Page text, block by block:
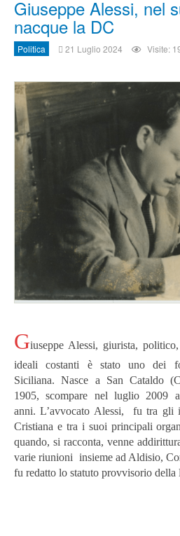
Giuseppe Alessi, nel
nacque la DC
Politica 21 Luglio 2024 Visite:
Giuseppe Alessi, giurista,
ideali costanti è stato uno dei
Siciliana. Nasce a San Cataldo
1905, scompare nel luglio 2009
anni. L’avvocato Alessi, fu tra gli
Cristiana e tra i suoi principali
quando, si racconta, venne
varie riunioni insieme ad Aldisio,
fu redatto lo statuto provvisorio della